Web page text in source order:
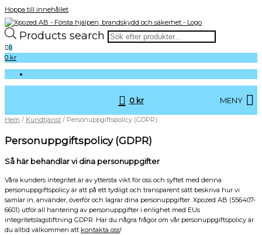
Hoppa till innehållet
Xpozed AB – Första hjälpen, brandskydd och
säkerhet
HLR – Första Hjälpen – Brandskydd – Krishantering –
Kurser – Produkter – Föreläsningar – Konsultation
Products search
0
0 kr
0 kr MENY
Hem / Kundtjänst / Personuppgifts­policy (GDPR)
Personuppgifts­policy (GDPR)
Så här behandlar vi dina personuppgifter
Våra kunders integritet är av yttersta vikt för oss och syftet med denna
personuppgiftspolicy är att på ett tydligt och transparent sätt beskriva hur vi
samlar in, använder, överför och lagrar dina personuppgifter. Xpozed AB (556407-
6601) utför all hantering av personuppgifter i enlighet med EUs
integritetslagstiftning GDPR. Har du några frågor om vår personuppgiftspolicy är
du alltid välkommen att kontakta oss!